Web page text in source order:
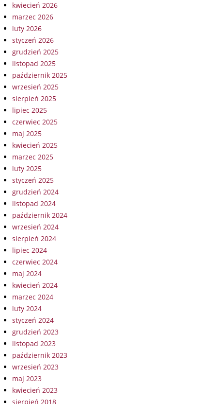
kwiecień 2026
marzec 2026
luty 2026
styczeń 2026
grudzień 2025
listopad 2025
październik 2025
wrzesień 2025
sierpień 2025
lipiec 2025
czerwiec 2025
maj 2025
kwiecień 2025
marzec 2025
luty 2025
styczeń 2025
grudzień 2024
listopad 2024
październik 2024
wrzesień 2024
sierpień 2024
lipiec 2024
czerwiec 2024
maj 2024
kwiecień 2024
marzec 2024
luty 2024
styczeń 2024
grudzień 2023
listopad 2023
październik 2023
wrzesień 2023
maj 2023
kwiecień 2023
sierpień 2018